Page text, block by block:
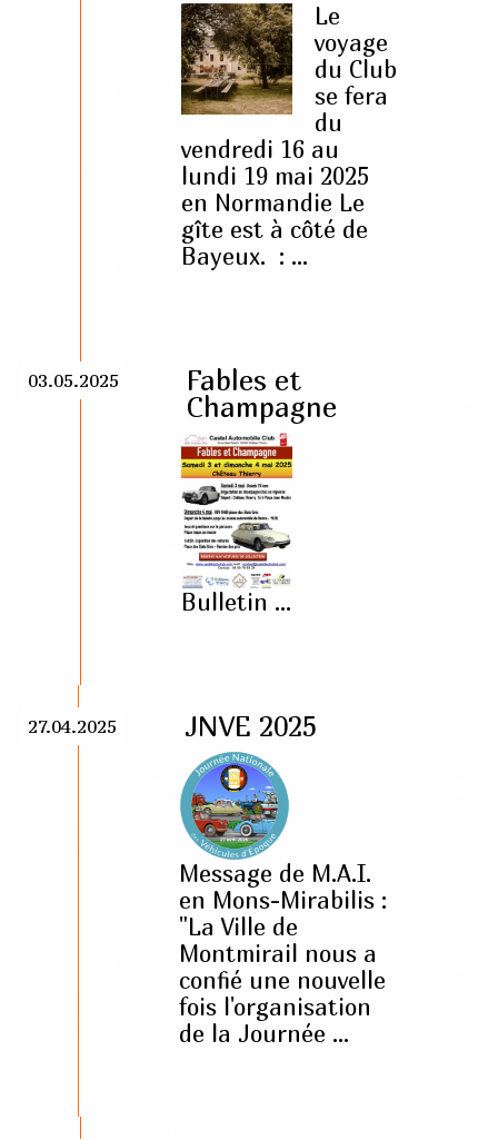
Le
voyage
du Club
se fera
du
vendredi 16 au
lundi 19 mai 2025
en Normandie Le
gîte est à côté de
Bayeux. : ...
03.05.2025
Fables et
Champagne
Bulletin ...
27.04.2025 JNVE 2025
Message de M.A.I.
en Mons-Mirabilis :
"La Ville de
Montmirail nous a
confié une nouvelle
fois l'organisation
de la Journée ...